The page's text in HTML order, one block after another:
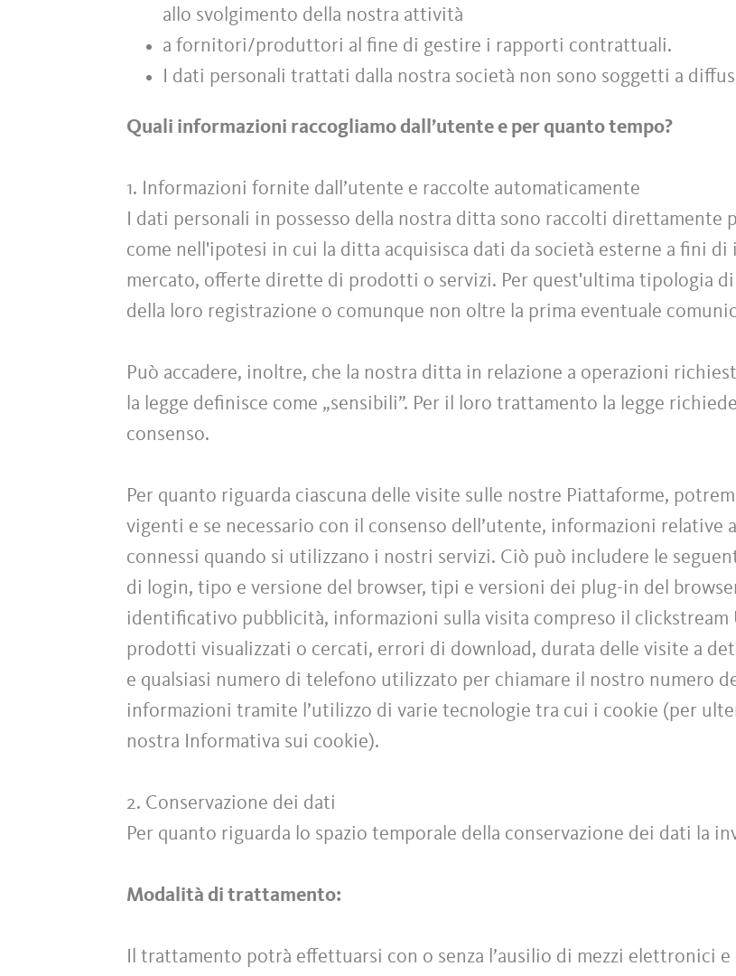
allo svolgimento della nostra attività
a fornitori/produttori al fine di gestire i rapporti contrattuali.
I dati personali trattati dalla nostra società non sono soggetti a
Quali informazioni raccogliamo dall’utente e per quanto tempo?
1. Informazioni fornite dall’utente e raccolte automaticamente
I dati personali in possesso della nostra ditta sono raccolti direttamente
come nell'ipotesi in cui la ditta acquisisca dati da società esterne a fini
mercato, offerte dirette di prodotti o servizi. Per quest'ultima tipologia
della loro registrazione o comunque non oltre la prima eventuale
Può accadere, inoltre, che la nostra ditta in relazione a operazioni
la legge definisce come „sensibili”. Per il loro trattamento la legge
consenso.
Per quanto riguarda ciascuna delle visite sulle nostre Piattaforme,
vigenti e se necessario con il consenso dell’utente, informazioni relative
connessi quando si utilizzano i nostri servizi. Ciò può includere le
di login, tipo e versione del browser, tipi e versioni dei plug-in del
identificativo pubblicità, informazioni sulla visita compreso il clickstream
prodotti visualizzati o cercati, errori di download, durata delle visite a
e qualsiasi numero di telefono utilizzato per chiamare il nostro numero
informazioni tramite l’utilizzo di varie tecnologie tra cui i cookie (per
nostra Informativa sui cookie).
2. Conservazione dei dati
Per quanto riguarda lo spazio temporale della conservazione dei dati la
Modalità di trattamento:
Il trattamento potrà effettuarsi con o senza l’ausilio di mezzi elettronici